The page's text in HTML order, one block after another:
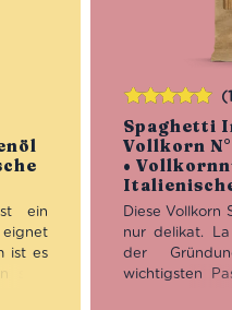
ein
ist es
sehr
Spaghetti
Vollkorn
•
Diese Vollkorn
nur delikat.
der
wichtigsten
Bewertet
mit5.00von
5